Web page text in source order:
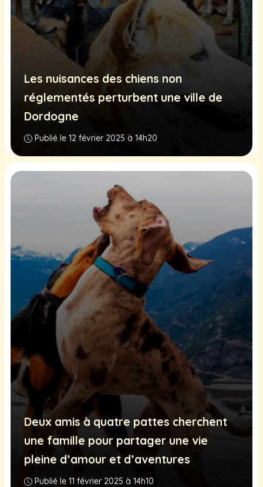
Les nuisances des chiens non
réglementés perturbent une ville de
Dordogne
Publié le 12 février 2025 à 14h20
Deux amis à quatre pattes cherchent
une famille pour partager une vie
pleine d’amour et d’aventures
Publié le 11 février 2025 à 14h10